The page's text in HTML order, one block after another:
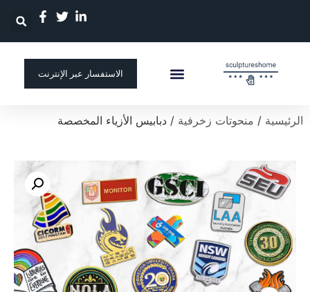
الاستفسار عبر الإنترنت
الرئيسية / منحوتات زخرفية / دبابيس الأزياء المخصصة